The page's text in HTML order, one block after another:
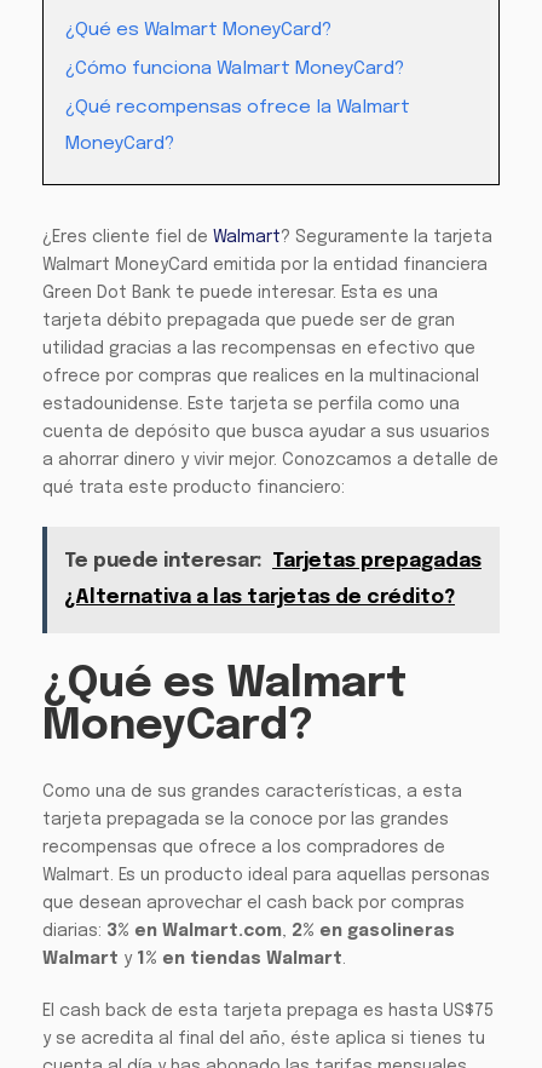
¿Qué es Walmart MoneyCard?
¿Cómo funciona Walmart MoneyCard?
¿Qué recompensas ofrece la Walmart
MoneyCard?
¿Eres cliente fiel de Walmart? Seguramente la tarjeta
Walmart MoneyCard emitida por la entidad financiera
Green Dot Bank te puede interesar. Esta es una
tarjeta débito prepagada que puede ser de gran
utilidad gracias a las recompensas en efectivo que
ofrece por compras que realices en la multinacional
estadounidense. Este tarjeta se perfila como una
cuenta de depósito que busca ayudar a sus usuarios
a ahorrar dinero y vivir mejor. Conozcamos a detalle de
qué trata este producto financiero:
Te puede interesar: Tarjetas prepagadas
¿Alternativa a las tarjetas de crédito?
¿Qué es Walmart
MoneyCard?
Como una de sus grandes características, a esta
tarjeta prepagada se la conoce por las grandes
recompensas que ofrece a los compradores de
Walmart. Es un producto ideal para aquellas personas
que desean aprovechar el cash back por compras
diarias: 3% en Walmart.com, 2% en gasolineras
Walmart y1% en tiendas Walmart.
El cash back de esta tarjeta prepaga es hasta US$75
y se acredita al final del año, éste aplica si tienes tu